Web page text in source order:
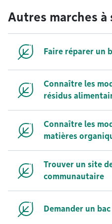
Autres marches à
Faire réparer un
Connaître les
résidus
Connaître les
matières
Trouver un site
communautaire
Demander un